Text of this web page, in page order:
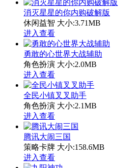
消灭星星的你内购破解版
休闲益智 大小:3.71MB
进入查看
勇敢的心世界大战辅助
角色扮演 大小:2.0MB
进入查看
全民小镇叉叉助手
角色扮演 大小:2.1MB
进入查看
腾讯大闹三国
策略卡牌 大小:158.6MB
进入查看